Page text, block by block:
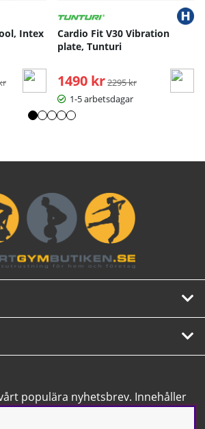
Intex
pris:
Cardio Fit V30 Vibration
plate, Tunturi
1490 kr Ordinarie pris:
2295 kr
1-5 arbetsdagar
populära nyhetsbrev. Innehåller
allra bästa erbjudanden.